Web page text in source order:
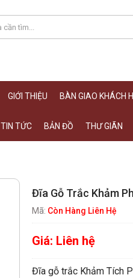
GIỚI THIỆU BÀN GIAO KHÁCH
TIN TỨC BẢN ĐỒ THƯ GIÃN
Đĩa Gỗ Trắc Khảm
Mã: Còn Hàng Liên Hệ
Giá: Liên hệ
Đĩa gỗ trắc Khảm Tích